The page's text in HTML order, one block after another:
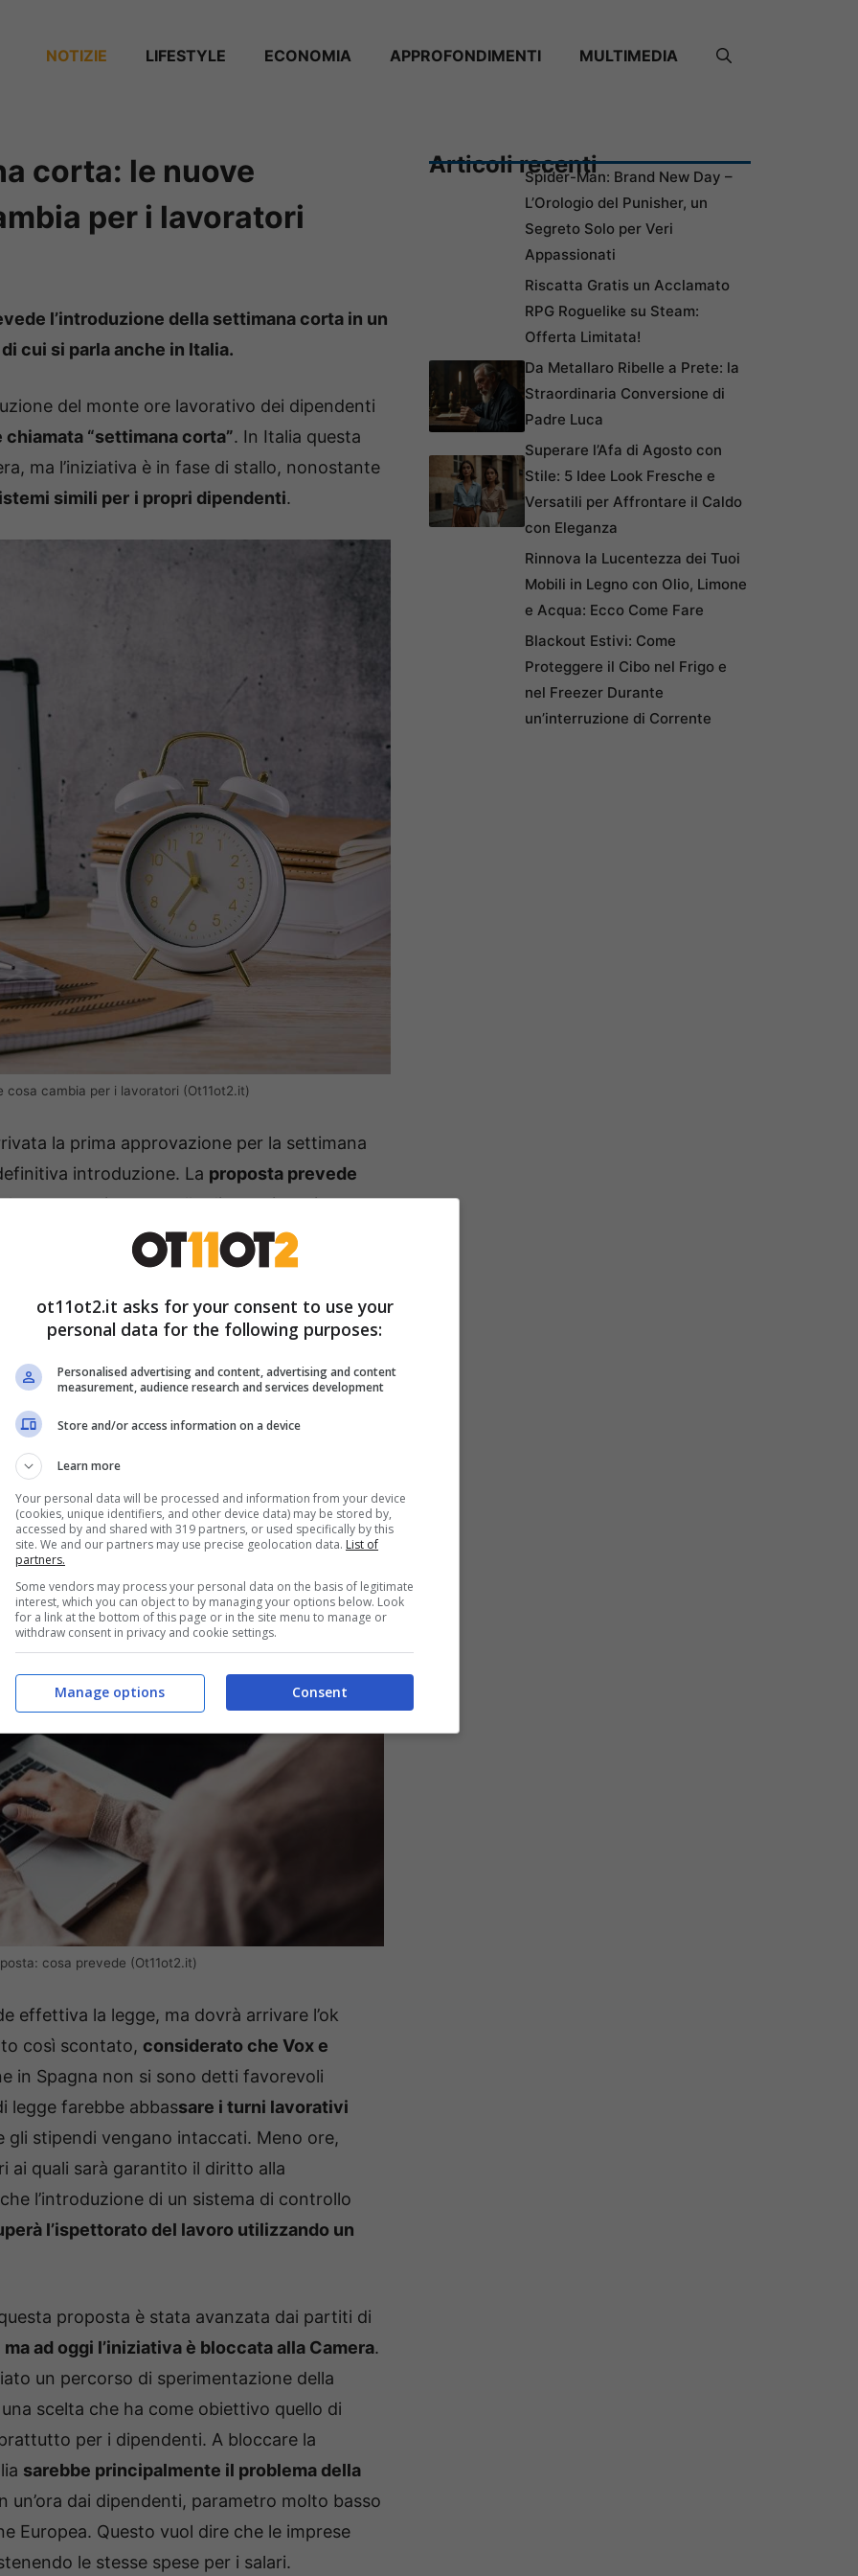
NOTIZIE ⁠⁠LIFESTYLE ECONOMIA APPROFONDIMENTI MULTIMEDIA
corta: le nuove
per i lavoratori
l’introduzione della settimana corta in un
cui si parla anche in Italia.
del monte ore lavorativo dei dipendenti
“settimana corta”. In Italia questa
ma l’iniziativa è in fase di stallo, nonostante
simili per i propri dipendenti.
cambia per i lavoratori (Ot11ot2.it)
la prima approvazione per la settimana
introduzione. La proposta prevede
un maggior controllo di questi turni
primo via libera alla
in Spagna, proposta che prevede la
Quello arrivato nei giorni scorsi, però,
la legge si dovrà attendere l’iter
cosa prevede (Ot11ot2.it)
effettiva la legge, ma dovrà arrivare l’ok
così scontato, considerato che Vox e
in Spagna non si sono detti favorevoli
legge farebbe abbassare i turni lavorativi
gli stipendi vengano intaccati. Meno ore,
ai quali sarà garantito il diritto alla
l’introduzione di un sistema di controllo
l’ispettorato del lavoro utilizzando un
proposta è stata avanzata dai partiti di
ma ad oggi l’iniziativa è bloccata alla Camera.
un percorso di sperimentazione della
scelta che ha come obiettivo quello di
per i dipendenti. A bloccare la
sarebbe principalmente il problema della
un’ora dai dipendenti, parametro molto basso
Europea. Questo vuol dire che le imprese
le stesse spese per i salari.
Articoli recentiSpider-Man: Brand New Day –
L’Orologio del Punisher, un
Segreto Solo per Veri
Appassionati
Riscatta Gratis un Acclamato
RPG Roguelike su Steam:
Offerta Limitata!
Da Metallaro Ribelle a Prete: la
Straordinaria Conversione di
Padre Luca
Superare l’Afa di Agosto con
Stile: 5 Idee Look Fresche e
Versatili per Affrontare il Caldo
con Eleganza
Rinnova la Lucentezza dei Tuoi
Mobili in Legno con Olio, Limone
e Acqua: Ecco Come Fare
Blackout Estivi: Come
Proteggere il Cibo nel Frigo e
nel Freezer Durante
un’interruzione di Corrente
ot11ot2.it asks for your consent to use your
personal data for the following purposes:
Personalised advertising and content, advertising and content
measurement, audience research and services development
Store and/or access information on a device
Learn more
Your personal data will be processed and information from your device
(cookies, unique identifiers, and other device data) may be stored by,
accessed by and shared with 319 partners, or used specifically by this
site. We and our partners may use precise geolocation data. List of
partners.
Some vendors may process your personal data on the basis of legitimate
interest, which you can object to by managing your options below. Look
for a link at the bottom of this page or in the site menu to manage or
withdraw consent in privacy and cookie settings.
Consent
Manage options